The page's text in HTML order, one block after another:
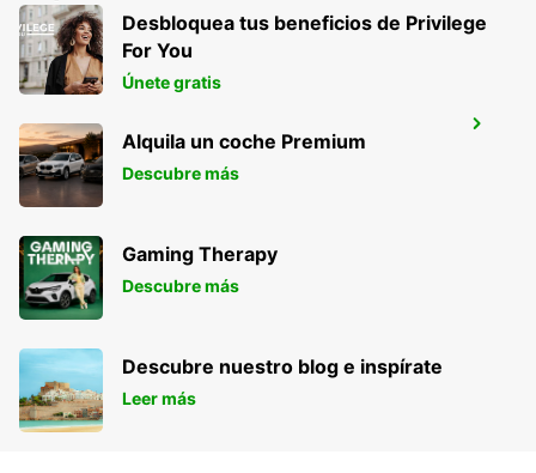
LILLE VILLENEUVE-D'ASCQ
VILLENEUVE D ASCQ - FRANCE
Desbloquea tus beneficios de Privilege
For You
Únete gratis
Alquila un coche Premium
Descubre más
Gaming Therapy
Descubre más
Descubre nuestro blog e inspírate
Leer más